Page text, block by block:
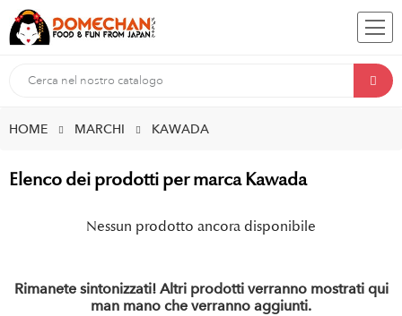
HOME MARCHI KAWADA
Elenco dei prodotti per marca Kawada
Nessun prodotto ancora disponibile
Rimanete sintonizzati! Altri prodotti verranno mostrati qui
man mano che verranno aggiunti.